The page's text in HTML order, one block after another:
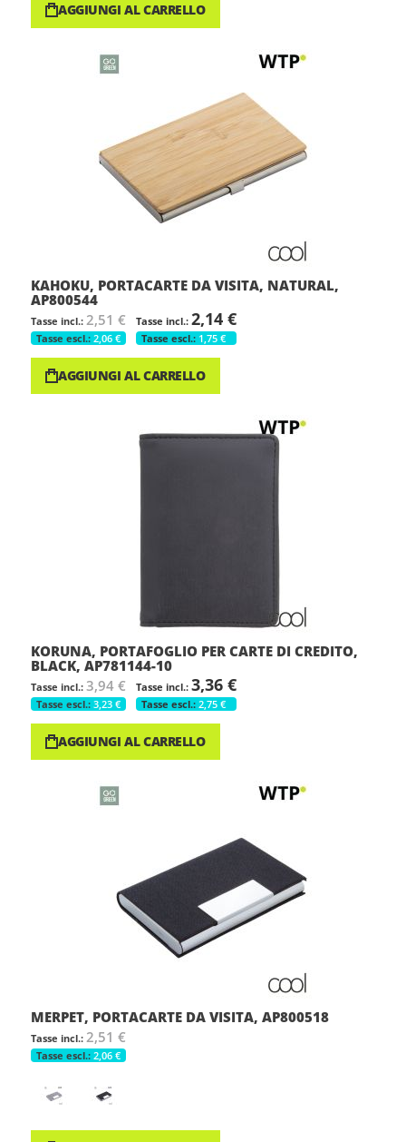
AGGIUNGI AL CARRELLO
KAHOKU, PORTACARTE DA VISITA, NATURAL,
AP800544
2,51 €
2,06 €
2,14 €
1,75 €
AGGIUNGI AL CARRELLO
KORUNA, PORTAFOGLIO PER CARTE DI CREDITO,
BLACK, AP781144-10
3,94 €
3,23 €
3,36 €
2,75 €
AGGIUNGI AL CARRELLO
MERPET, PORTACARTE DA VISITA, AP800518
2,51 €
2,06 €